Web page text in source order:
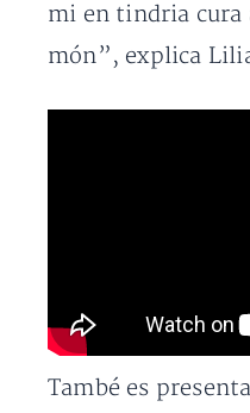
mi en tindria cura
món”, explica
També es